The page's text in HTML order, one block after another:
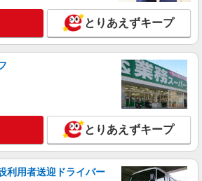
゜+゜・。○。・゜+゜ 入社祝い金10万円支
くと, インセンティブ支
○。・゜+゜・。○。・゜+゜
モバイル】の携帯販売スタッフ
時給1800円〜2000円（経験・能力による） ※
代支給 ★交通費別途支給（規定あり） ゜
。○。・゜+゜・。○。・゜+゜ 入社祝い金10
) ★月2回払い・週払い可能（規程
゜・。○。・゜+゜・。○。・゜+゜
和歌山県和歌山市の楽天モバイルショップ
詳細を見る
とりあえずキープ
とりあえずキープ
利用者送迎ドライバー